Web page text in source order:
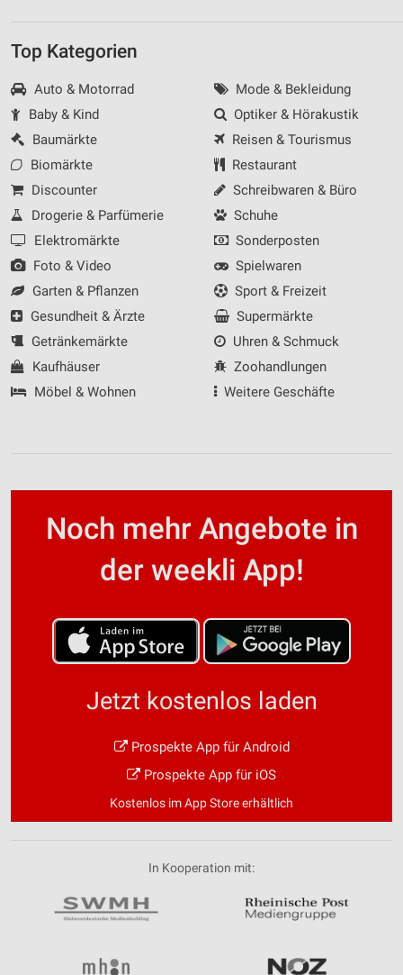
Top Kategorien
Auto & Motorrad
Baby & Kind
Baumärkte
Biomärkte
Discounter
Drogerie & Parfümerie
Elektromärkte
Foto & Video
Garten & Pflanzen
Gesundheit & Ärzte
Getränkemärkte
Kaufhäuser
Möbel & Wohnen
Mode & Bekleidung
Optiker & Hörakustik
Reisen & Tourismus
Restaurant
Schreibwaren & Büro
Schuhe
Sonderposten
Spielwaren
Sport & Freizeit
Supermärkte
Uhren & Schmuck
Zoohandlungen
Weitere Geschäfte
Noch mehr Angebote in
der weekli App!
Jetzt kostenlos laden
Prospekte App für Android
Prospekte App für iOS
Kostenlos im App Store erhältlich
In Kooperation mit: